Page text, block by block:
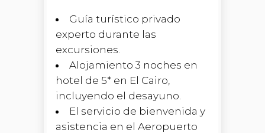
Guía turístico privado
experto durante las
excursiones.
Alojamiento 3 noches en
hotel de 5* en El Cairo,
incluyendo el desayuno.
El servicio de bienvenida y
asistencia en el Aeropuerto